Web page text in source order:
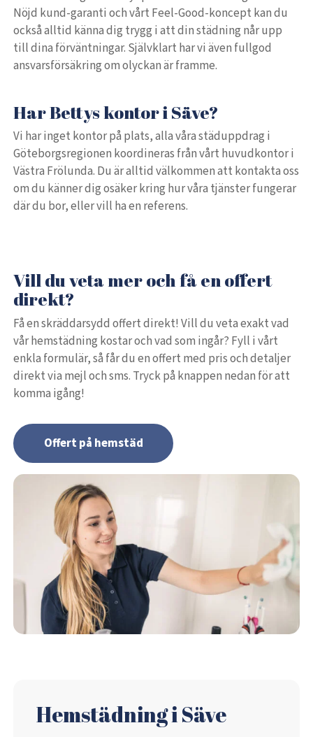
Nöjd kund-garanti och vårt Feel-Good-koncept kan du
också alltid känna dig trygg i att din städning når upp
till dina förväntningar. Självklart har vi även fullgod
ansvarsförsäkring om olyckan är framme.
Har Bettys kontor i Säve?
Vi har inget kontor på plats, alla våra städuppdrag i
Göteborgsregionen koordineras från vårt huvudkontor i
Västra Frölunda. Du är alltid välkommen att kontakta oss
om du känner dig osäker kring hur våra tjänster fungerar
där du bor, eller vill ha en referens.
Vill du veta mer och få en offert
direkt?
Få en skräddarsydd offert direkt! Vill du veta exakt vad
vår hemstädning kostar och vad som ingår? Fyll i vårt
enkla formulär, så får du en offert med pris och detaljer
direkt via mejl och sms. Tryck på knappen nedan för att
komma igång!
Offert på hemstäd
Hemstädning i Säve